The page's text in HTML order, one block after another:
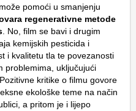
pomoći u smanjenju
regenerativne metode
. No, film se bavi i drugim
kemijskih pesticida i
i kvalitetu tla te povezanosti
problemima, uključujući
kritike o filmu govore
ekološke teme na način
a pritom je i lijepo